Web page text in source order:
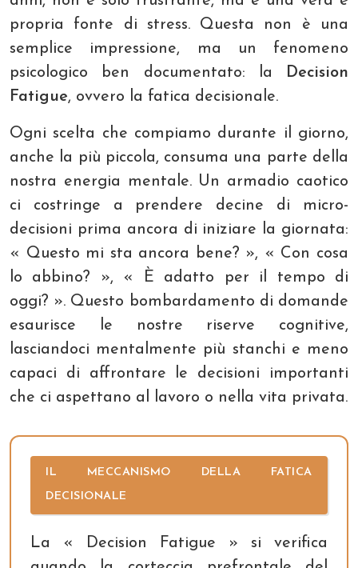
propria fonte di stress. Questa non è una
semplice impressione, ma un fenomeno
psicologico ben documentato: la
Decision
Fatigue, ovvero la fatica decisionale.
Ogni scelta che compiamo durante il giorno,
anche la più piccola, consuma una parte della
nostra energia mentale. Un armadio caotico
ci costringe a prendere decine di micro-
decisioni prima ancora di iniziare la giornata:
« Questo mi sta ancora bene? », « Con cosa
lo abbino? », « È adatto per il tempo di
oggi? ». Questo bombardamento di domande
esaurisce le nostre riserve cognitive,
lasciandoci mentalmente più stanchi e meno
capaci di affrontare le decisioni importanti
che ci aspettano al lavoro o nella vita privata.
IL MECCANISMO DELLA FATICA
DECISIONALE
La « Decision Fatigue » si verifica